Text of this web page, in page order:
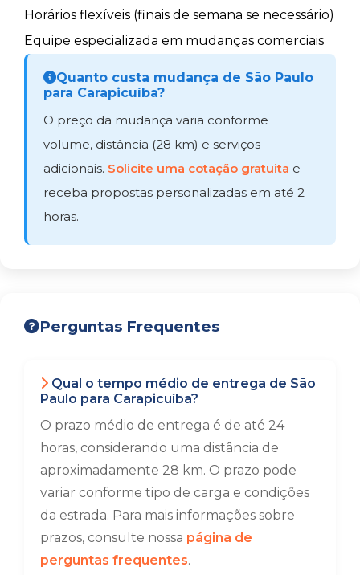
Horários flexíveis (finais de semana se necessário)
Equipe especializada em mudanças comerciais
Quanto custa mudança de São Paulo
para Carapicuíba?
O preço da mudança varia conforme
volume, distância (28 km) e serviços
adicionais. Solicite uma cotação gratuita e
receba propostas personalizadas em até 2
horas.
Perguntas Frequentes
Qual o tempo médio de entrega de São
Paulo para Carapicuíba?
O prazo médio de entrega é de até 24
horas, considerando uma distância de
aproximadamente 28 km. O prazo pode
variar conforme tipo de carga e condições
da estrada. Para mais informações sobre
prazos, consulte nossa página de
perguntas frequentes.